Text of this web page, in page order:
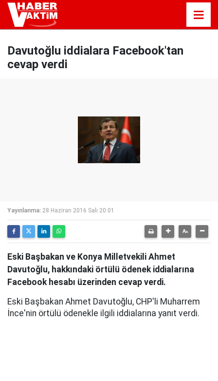
Davutoğlu iddialara Facebook'tan
cevap verdi
Yayınlanma: 28 Haziran 2016 Salı 20:01
Eski Başbakan ve Konya Milletvekili Ahmet
Davutoğlu, hakkındaki örtülü ödenek iddialarına
Facebook hesabı üzerinden cevap verdi.
Eski Başbakan Ahmet Davutoğlu, CHP'li Muharrem
İnce'nin örtülü ödenekle ilgili iddialarına yanıt verdi.